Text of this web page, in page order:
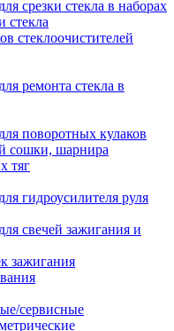
срезки стекла в наборах
стекла
стеклоочистителей
ремонта стекла в
поворотных кулаков
сошки, шарнира
тяг
гидроусилителя руля
свечей зажигания и
зажигания
сервисные